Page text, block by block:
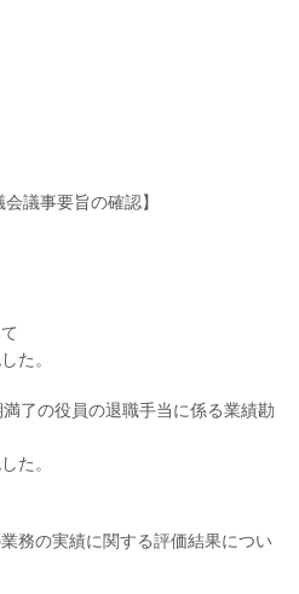
議事要旨の確認】
た。
満了の役員の退職手当に係る業績勘
た。
務の実績に関する評価結果につい